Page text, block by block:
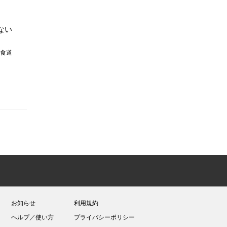
い
道
お知らせ
ヘルプ／使い方
利用規約
プライバシーポリシー